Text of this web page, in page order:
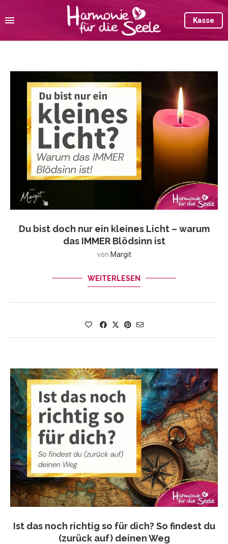
Kasse
Du bist doch nur ein kleines Licht – warum
das IMMER Blödsinn ist
von Margit
WEITERLESEN
Ist das noch richtig so für dich? So findest du
(zurück auf) deinen Weg